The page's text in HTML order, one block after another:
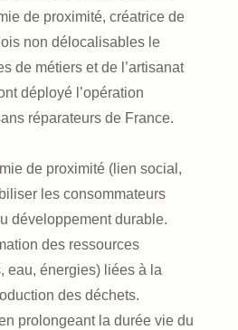
de proximité, créatrice de
non délocalisables le
de métiers et de l’artisanat
déployé l’opération
réparateurs de France.
de proximité (lien social,
les consommateurs
développement durable.
des ressources
eau, énergies) liées à la
des déchets.
prolongeant la durée vie du